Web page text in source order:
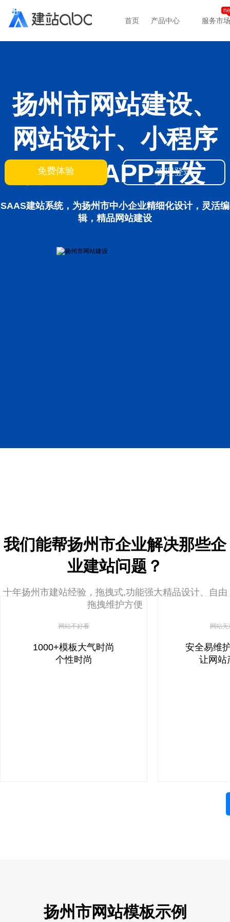
首页 产品中心 服务市场
扬州市网站建设、
网站设计、小程序
开发、APP开发
SAAS建站系统，为扬州市中小企业精细化设计，灵活编
辑，精品网站建设
免费体验 管理登录
我们能帮扬州市企业解决那些企
业建站问题？
十年扬州市建站经验，拖拽式,功能强大精品设计、自由
拖拽维护方便
网站不好看
1000+模板大气时尚
个性时尚
网站无
安全易维
让网站
扬州市网站模板示例